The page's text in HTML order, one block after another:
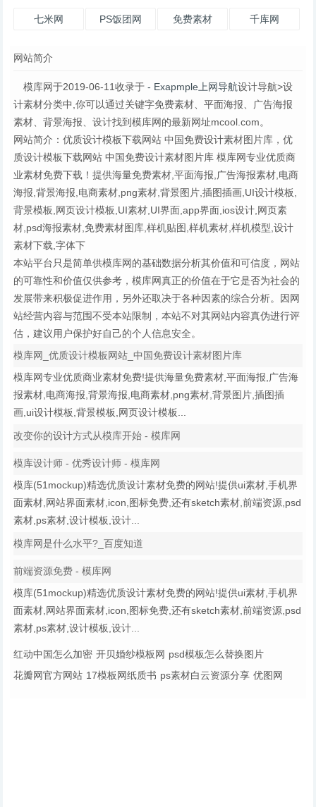
七米网 PS饭团网 免费素材 千库网
网站简介
模库网于2019-06-11收录于 - Exapmple上网导航设计导航>设
计素材分类中,你可以通过关键字免费素材、平面海报、广告海报
素材、背景海报、设计找到模库网的最新网址mcool.com。
网站简介：优质设计模板下载网站 中国免费设计素材图片库，优
质设计模板下载网站 中国免费设计素材图片库 模库网专业优质商
业素材免费下载！提供海量免费素材,平面海报,广告海报素材,电商
海报,背景海报,电商素材,png素材,背景图片,插图插画,UI设计模板,
背景模板,网页设计模板,UI素材,UI界面,app界面,ios设计,网页素
材,psd海报素材,免费素材图库,样机贴图,样机素材,样机模型,设计
素材下载,字体下
本站平台只是简单供模库网的基础数据分析其价值和可信度，网站
的可靠性和价值仅供参考，模库网真正的价值在于它是否为社会的
发展带来积极促进作用，另外还取决于各种因素的综合分析。因网
站经营内容与范围不受本站限制，本站不对其网站内容真伪进行评
估，建议用户保护好自己的个人信息安全。
模库网_优质设计模板网站_中国免费设计素材图片库
模库网专业优质商业素材免费!提供海量免费素材,平面海报,广告海
报素材,电商海报,背景海报,电商素材,png素材,背景图片,插图插
画,ui设计模板,背景模板,网页设计模板...
改变你的设计方式从模库开始 - 模库网
模库设计师 - 优秀设计师 - 模库网
模库(51mockup)精选优质设计素材免费的网站!提供ui素材,手机界
面素材,网站界面素材,icon,图标免费,还有sketch素材,前端资源,psd
素材,ps素材,设计模板,设计...
模库网是什么水平?_百度知道
前端资源免费 - 模库网
模库(51mockup)精选优质设计素材免费的网站!提供ui素材,手机界
面素材,网站界面素材,icon,图标免费,还有sketch素材,前端资源,psd
素材,ps素材,设计模板,设计...
红动中国怎么加密 开贝婚纱模板网 psd模板怎么替换图片
花瓣网官方网站 17模板网纸质书 ps素材白云资源分享 优图网